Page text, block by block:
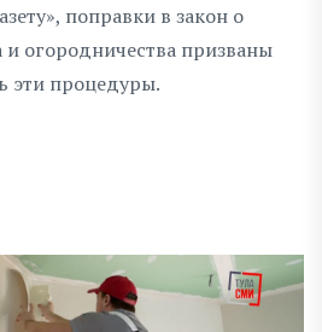
поправки в закон о
и огородничества призваны
эти процедуры.